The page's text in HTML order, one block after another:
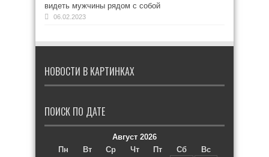
видеть мужчины рядом с собой
06.02.2023
НОВОСТИ В КАРТИНКАХ
ПОИСК ПО ДАТЕ
Август 2026
Пн
Вт Ср Чт Пт Сб
Вс